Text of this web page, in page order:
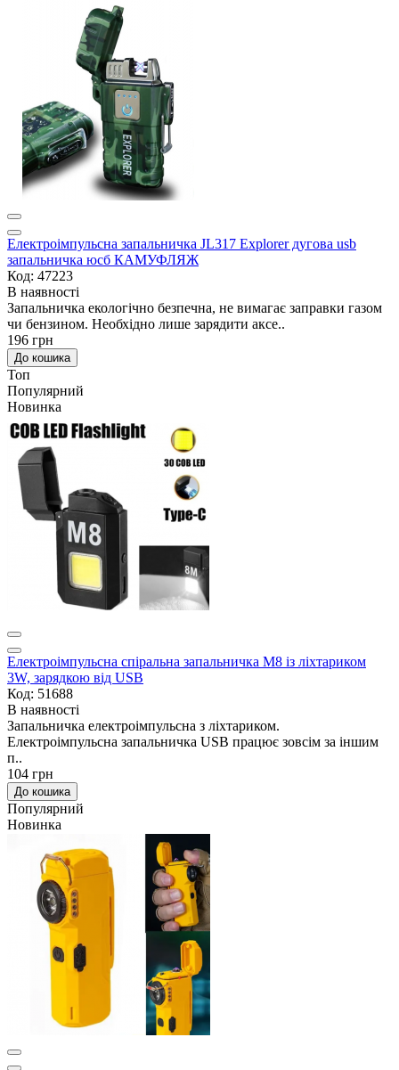
Електроімпульсна запальничка JL317 Explorer дугова usb
запальничка юсб КАМУФЛЯЖ
Код: 47223
В наявності
Запальничка екологічно безпечна, не вимагає заправки газом
чи бензином. Необхідно лише зарядити аксе..
196 грн
До кошика
Топ
Популярний
Новинка
Електроімпульсна спіральна запальничка M8 із ліхтариком
3W, зарядкою від USB
Код: 51688
В наявності
Запальничка електроімпульсна з ліхтариком.
Електроімпульсна запальничка USB працює зовсім за іншим
п..
104 грн
До кошика
Популярний
Новинка